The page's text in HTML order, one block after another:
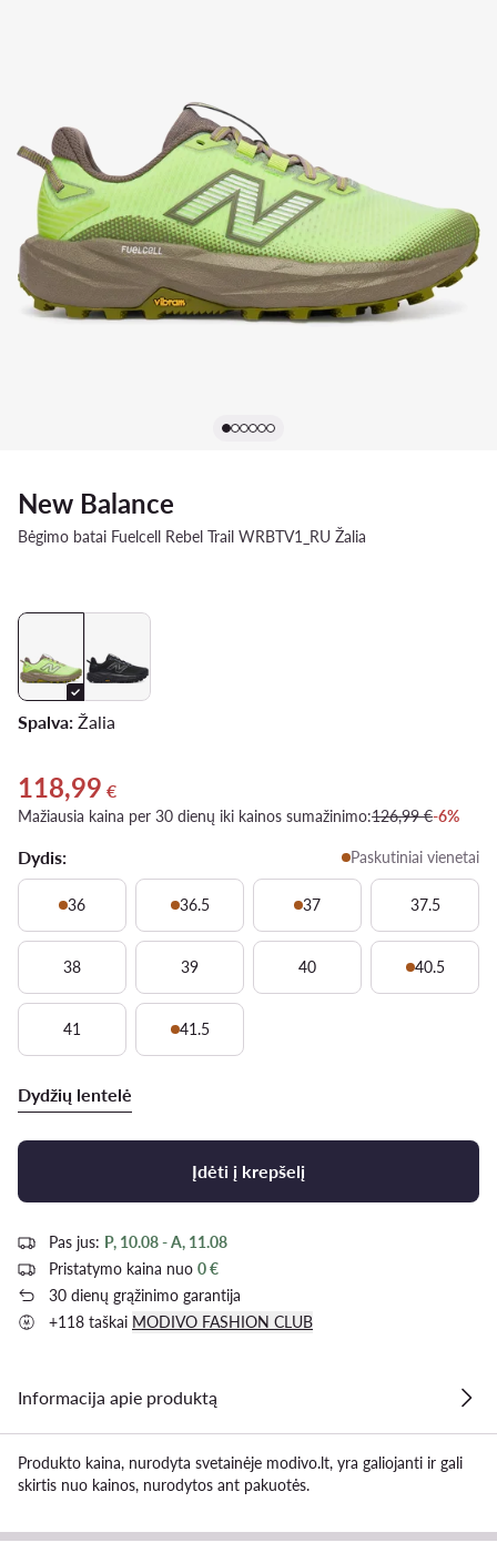
New Balance
Bėgimo batai Fuelcell Rebel Trail WRBTV1_RU Žalia
Spalva: Žalia
Dabartinė kaina 118,99 €
118,99 €
Mažiausia kaina per 30 dienų iki kainos sumažinimo:126,99 €-6%
Dydis: Paskutiniai vienetai
36 36.5 37 37.5
38 39 40 40.5
41 41.5
Dydžių lentelė
Įdėti į krepšelį
Pas jus: P, 10.08 - A, 11.08
Pristatymo kaina nuo 0 €
30 dienų grąžinimo garantija
+118 taškai MODIVO FASHION CLUB
Informacija apie produktą
Produkto kaina, nurodyta svetainėje modivo.lt, yra galiojanti ir gali
skirtis nuo kainos, nurodytos ant pakuotės.